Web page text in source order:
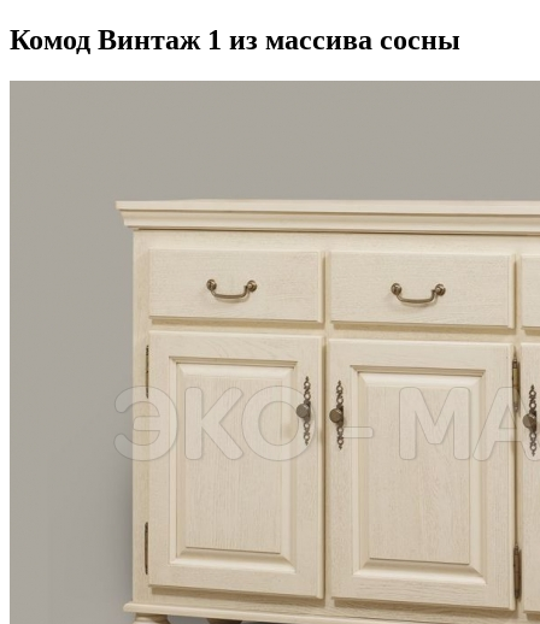
Комод Винтаж 1 из массива сосны